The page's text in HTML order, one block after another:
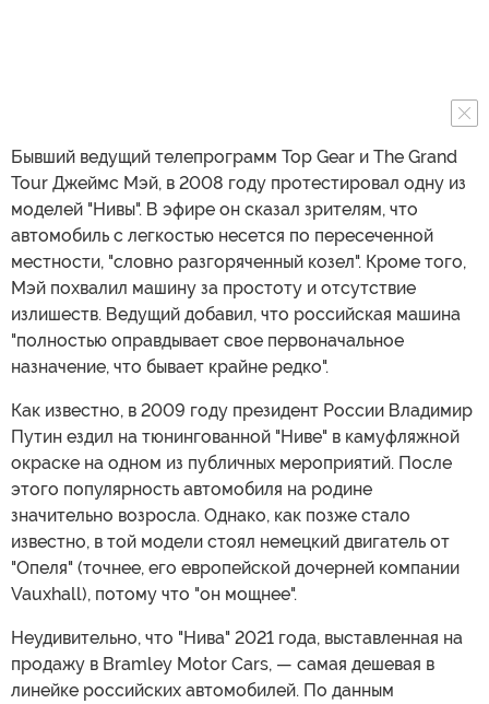
Бывший ведущий телепрограмм Top Gear и The Grand
Tour Джеймс Мэй, в 2008 году протестировал одну из
моделей "Нивы". В эфире он сказал зрителям, что
автомобиль с легкостью несется по пересеченной
местности, "словно разгоряченный козел". Кроме того,
Мэй похвалил машину за простоту и отсутствие
излишеств. Ведущий добавил, что российская машина
"полностью оправдывает свое первоначальное
назначение, что бывает крайне редко".
Как известно, в 2009 году президент России Владимир
Путин ездил на тюнингованной "Ниве" в камуфляжной
окраске на одном из публичных мероприятий. После
этого популярность автомобиля на родине
значительно возросла. Однако, как позже стало
известно, в той модели стоял немецкий двигатель от
"Опеля" (точнее, его европейской дочерней компании
Vauxhall), потому что "он мощнее".
Неудивительно, что "Нива" 2021 года, выставленная на
продажу в Bramley Motor Cars, — самая дешевая в
линейке российских автомобилей. По данным